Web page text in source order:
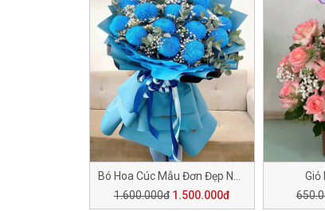
1.600.000đ 1.500.000đ
Giỏ